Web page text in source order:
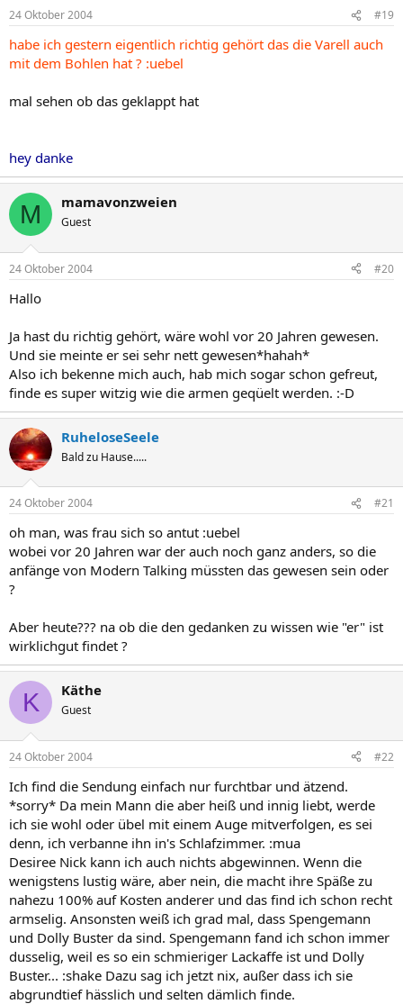
24 Oktober 2004 #19
habe ich gestern eigentlich richtig gehört das die Varell auch
mit dem Bohlen hat ? :uebel
mal sehen ob das geklappt hat
hey danke
M mamavonzweien
Guest
24 Oktober 2004 #20
Hallo
Ja hast du richtig gehört, wäre wohl vor 20 Jahren gewesen.
Und sie meinte er sei sehr nett gewesen*hahah*
Also ich bekenne mich auch, hab mich sogar schon gefreut,
finde es super witzig wie die armen geqüelt werden. :-D
RuheloseSeele
Bald zu Hause.....
24 Oktober 2004 #21
oh man, was frau sich so antut :uebel
wobei vor 20 Jahren war der auch noch ganz anders, so die
anfänge von Modern Talking müssten das gewesen sein oder
?
Aber heute??? na ob die den gedanken zu wissen wie "er" ist
wirklichgut findet ?
K Käthe
Guest
24 Oktober 2004 #22
Ich find die Sendung einfach nur furchtbar und ätzend.
*sorry* Da mein Mann die aber heiß und innig liebt, werde
ich sie wohl oder übel mit einem Auge mitverfolgen, es sei
denn, ich verbanne ihn in's Schlafzimmer. :mua
Desiree Nick kann ich auch nichts abgewinnen. Wenn die
wenigstens lustig wäre, aber nein, die macht ihre Späße zu
nahezu 100% auf Kosten anderer und das find ich schon recht
armselig. Ansonsten weiß ich grad mal, dass Spengemann
und Dolly Buster da sind. Spengemann fand ich schon immer
dusselig, weil es so ein schmieriger Lackaffe ist und Dolly
Buster... :shake Dazu sag ich jetzt nix, außer dass ich sie
abgrundtief hässlich und selten dämlich finde.